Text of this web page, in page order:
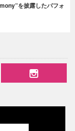
を披露したパフォ